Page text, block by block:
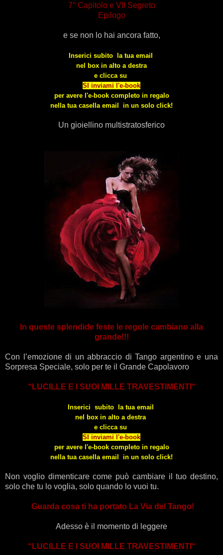
7° Capitolo e VII Segreto
Epilogo
e se non lo hai ancora fatto,
Inserici subito la tua email
nel box in alto a destra
e clicca su
SI inviami l'e-book
per avere l'e-book completo in regalo
nella tua casella email in un solo click!
Un gioiellino multistratosferico
In queste splendide feste le regole cambiano alla
grande!!!
Con l’emozione di un abbraccio di Tango argentino e una
Sorpresa Speciale, solo per te il Grande Capolavoro
“LUCILLE E I SUOI MILLE TRAVESTIMENTI“
Inserici subito la tua email
nel box in alto a destra
e clicca su
SI inviami l'e-book
per avere l'e-book completo in regalo
nella tua casella email in un solo click!
Non voglio dimenticare come può cambiare il tuo destino,
solo che tu lo voglia, solo quando lo vuoi tu.
Guarda cosa ti ha portato La Via del Tango!
Adesso è il momento di leggere
“LUCILLE E I SUOI MILLE TRAVESTIMENTI“